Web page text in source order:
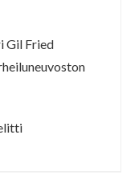
Gil Fried